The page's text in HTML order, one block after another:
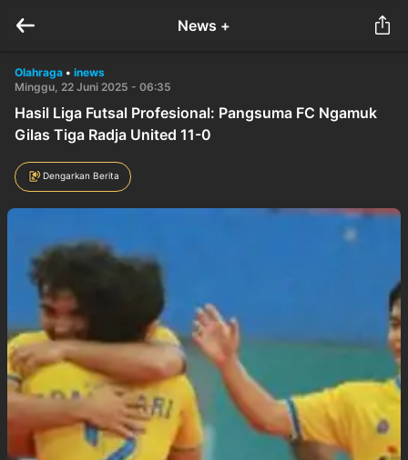
News +
Olahraga • inews
Minggu, 22 Juni 2025 - 06:35
Hasil Liga Futsal Profesional: Pangsuma FC Ngamuk
Gilas Tiga Radja United 11-0
Dengarkan Berita